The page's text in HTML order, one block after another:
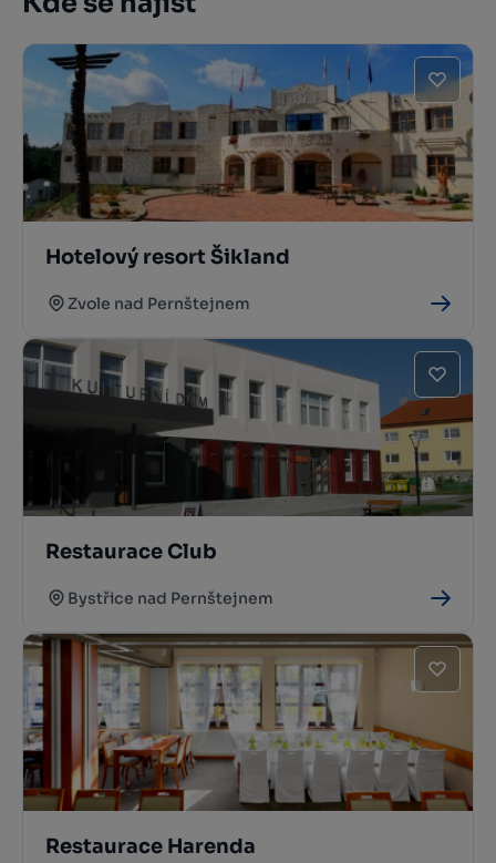
Hotelový resort Šikland
Zvole nad Pernštejnem
Restaurace Club
Bystřice nad Pernštejnem
Restaurace Harenda